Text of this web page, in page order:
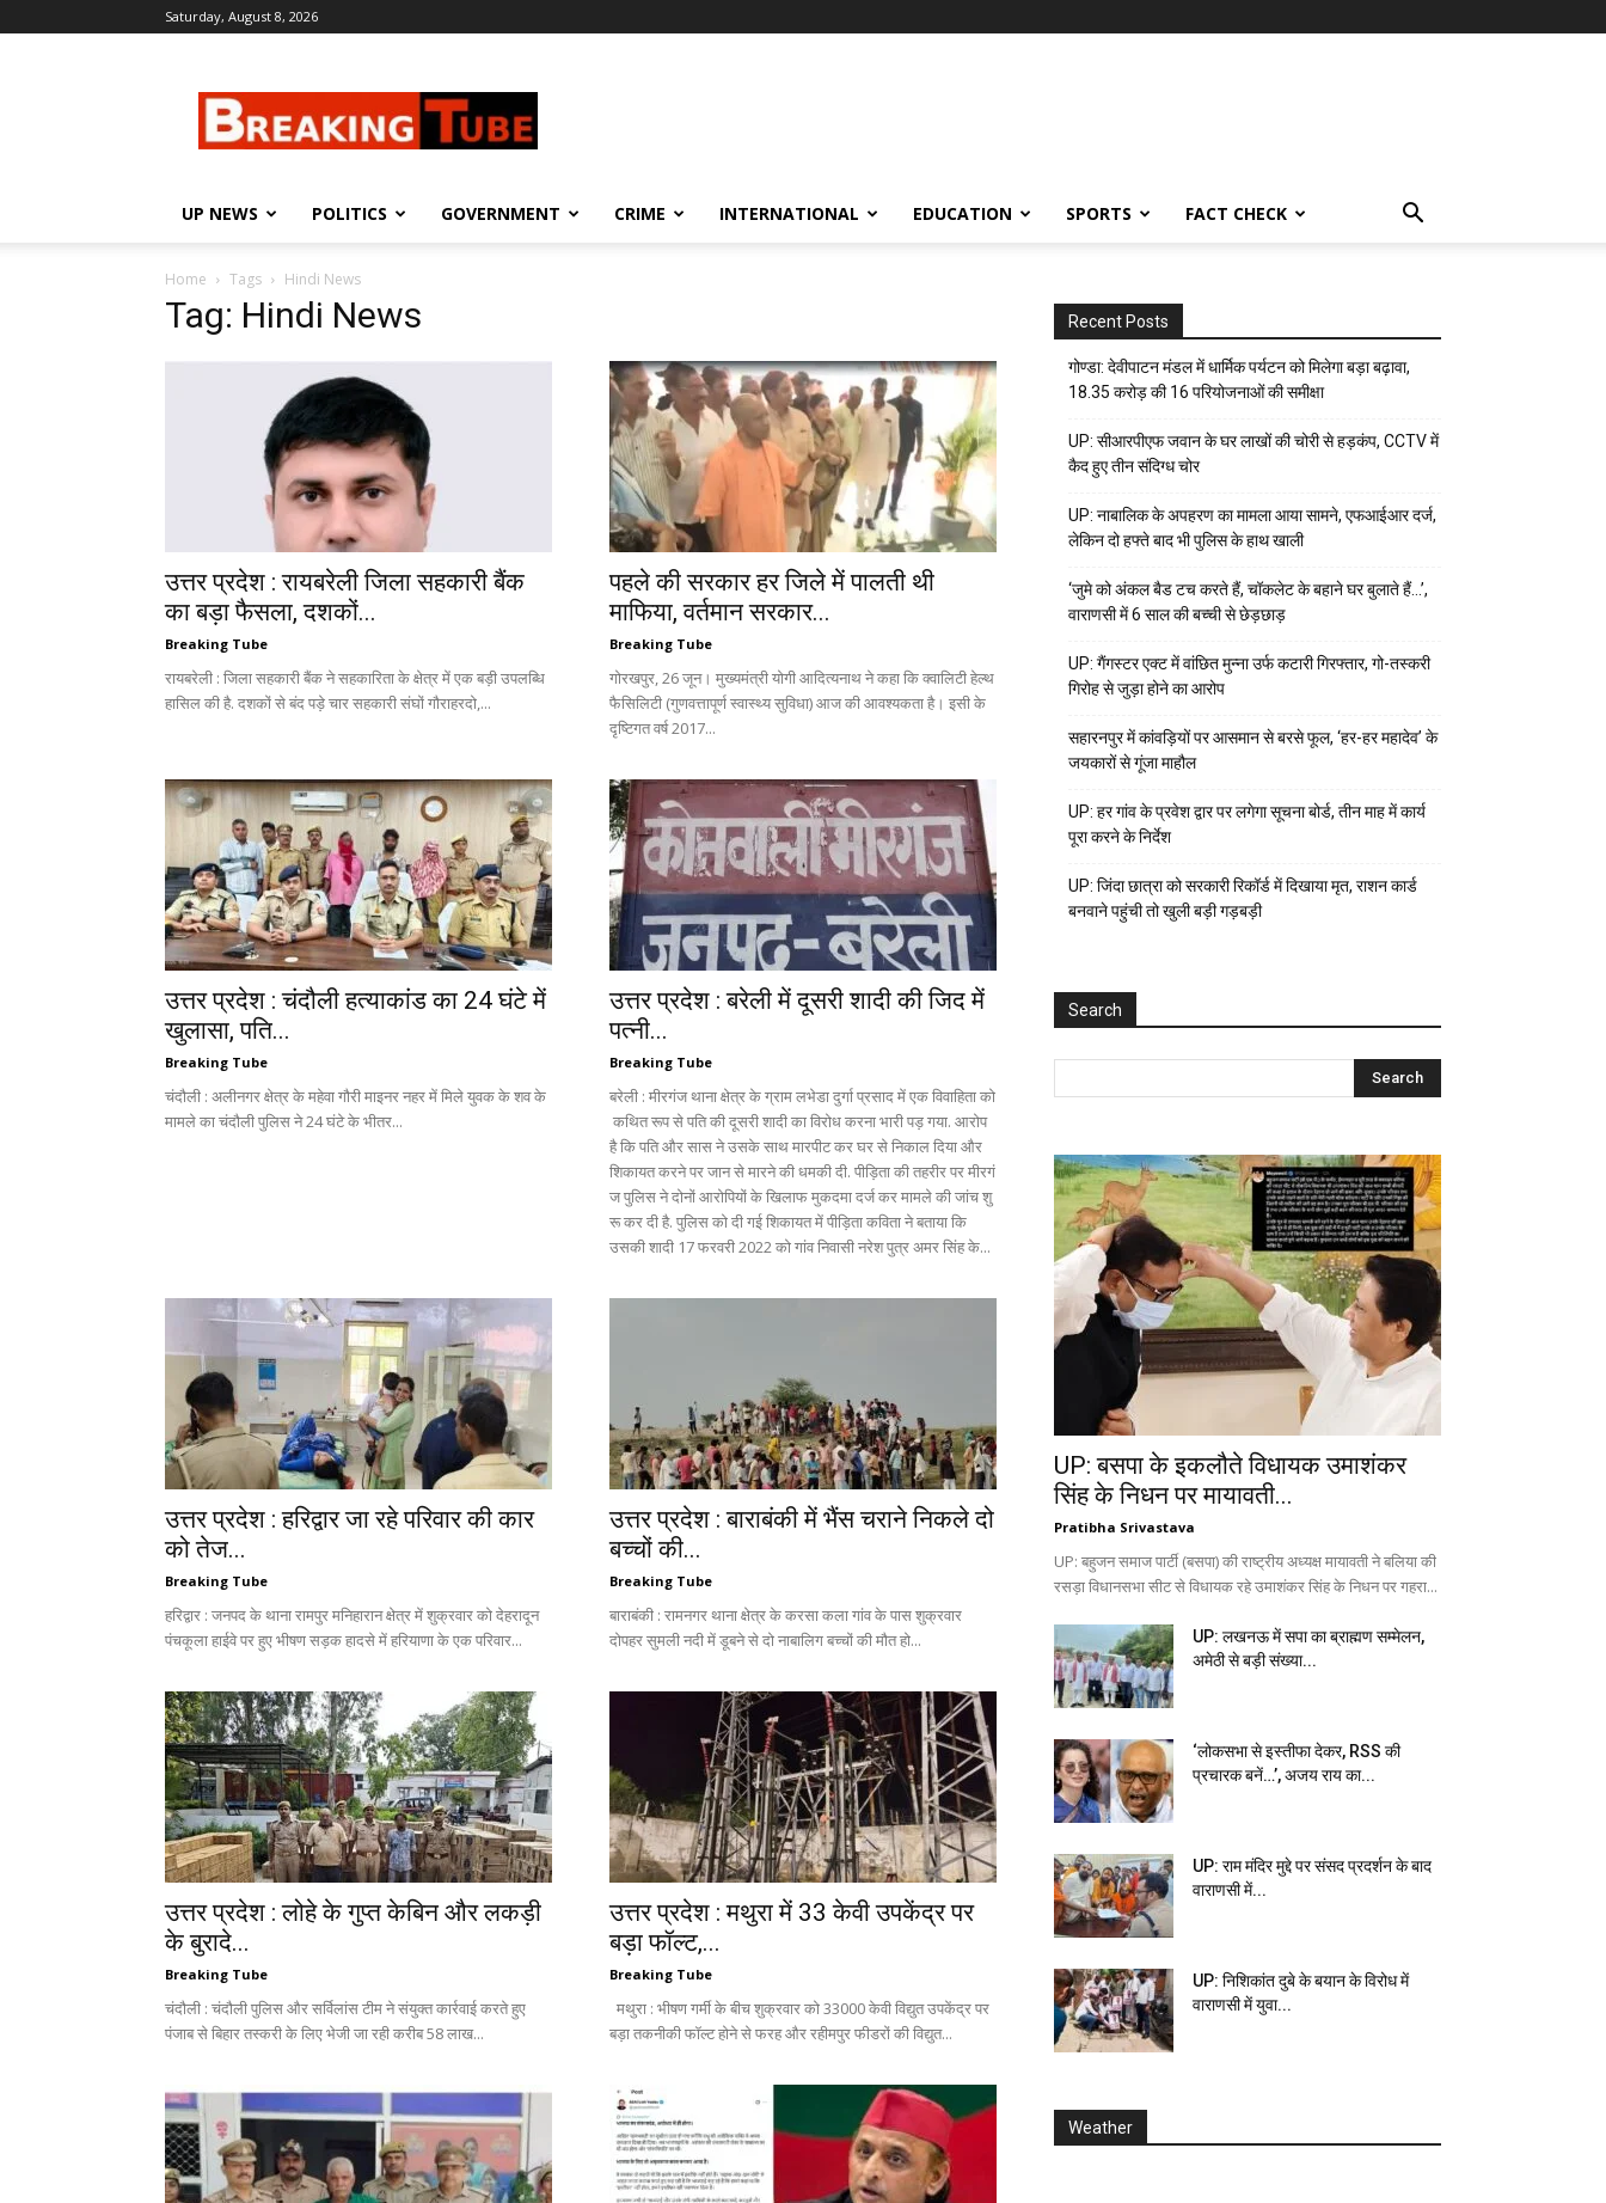
Saturday, August 8, 2026
UP NEWS POLITICS GOVERNMENT CRIME INTERNATIONAL EDUCATION SPORTS FACT CHECK
Home Tags Hindi News
Tag: Hindi News
उत्तर प्रदेश : रायबरेली जिला सहकारी बैंक
का बड़ा फैसला, दशकों...
Breaking Tube
रायबरेली : जिला सहकारी बैंक ने सहकारिता के क्षेत्र में एक बड़ी उपलब्धि
हासिल की है. दशकों से बंद पड़े चार सहकारी संघों गौराहरदो,...
पहले की सरकार हर जिले में पालती थी
माफिया, वर्तमान सरकार...
Breaking Tube
गोरखपुर, 26 जून। मुख्यमंत्री योगी आदित्यनाथ ने कहा कि क्वालिटी हेल्थ
फैसिलिटी (गुणवत्तापूर्ण स्वास्थ्य सुविधा) आज की आवश्यकता है। इसी के
दृष्टिगत वर्ष 2017...
उत्तर प्रदेश : चंदौली हत्याकांड का 24 घंटे में
खुलासा, पति...
Breaking Tube
चंदौली : अलीनगर क्षेत्र के महेवा गौरी माइनर नहर में मिले युवक के शव के
मामले का चंदौली पुलिस ने 24 घंटे के भीतर...
उत्तर प्रदेश : बरेली में दूसरी शादी की जिद में
पत्नी...
Breaking Tube
बरेली : मीरगंज थाना क्षेत्र के ग्राम लभेडा दुर्गा प्रसाद में एक विवाहिता को
कथित रूप से पति की दूसरी शादी का विरोध करना भारी पड़ गया. आरोप
है कि पति और सास ने उसके साथ मारपीट कर घर से निकाल दिया और
शिकायत करने पर जान से मारने की धमकी दी. पीड़िता की तहरीर पर मीरगं
ज पुलिस ने दोनों आरोपियों के खिलाफ मुकदमा दर्ज कर मामले की जांच शु
रू कर दी है. पुलिस को दी गई शिकायत में पीड़िता कविता ने बताया कि
उसकी शादी 17 फरवरी 2022 को गांव निवासी नरेश पुत्र अमर सिंह के...
उत्तर प्रदेश : हरिद्वार जा रहे परिवार की कार
को तेज...
Breaking Tube
हरिद्वार : जनपद के थाना रामपुर मनिहारान क्षेत्र में शुक्रवार को देहरादून
पंचकूला हाईवे पर हुए भीषण सड़क हादसे में हरियाणा के एक परिवार...
उत्तर प्रदेश : बाराबंकी में भैंस चराने निकले दो
बच्चों की...
Breaking Tube
बाराबंकी : रामनगर थाना क्षेत्र के करसा कला गांव के पास शुक्रवार
दोपहर सुमली नदी में डूबने से दो नाबालिग बच्चों की मौत हो...
उत्तर प्रदेश : लोहे के गुप्त केबिन और लकड़ी
के बुरादे...
Breaking Tube
चंदौली : चंदौली पुलिस और सर्विलांस टीम ने संयुक्त कार्रवाई करते हुए
पंजाब से बिहार तस्करी के लिए भेजी जा रही करीब 58 लाख...
उत्तर प्रदेश : मथुरा में 33 केवी उपकेंद्र पर
बड़ा फॉल्ट,...
Breaking Tube
मथुरा : भीषण गर्मी के बीच शुक्रवार को 33000 केवी विद्युत उपकेंद्र पर
बड़ा तकनीकी फॉल्ट होने से फरह और रहीमपुर फीडरों की विद्युत...
Recent Posts
गोण्डा: देवीपाटन मंडल में धार्मिक पर्यटन को मिलेगा बड़ा बढ़ावा,
18.35 करोड़ की 16 परियोजनाओं की समीक्षा
UP: सीआरपीएफ जवान के घर लाखों की चोरी से हड़कंप, CCTV में
कैद हुए तीन संदिग्ध चोर
UP: नाबालिक के अपहरण का मामला आया सामने, एफआईआर दर्ज,
लेकिन दो हफ्ते बाद भी पुलिस के हाथ खाली
‘जुमे को अंकल बैड टच करते हैं, चॉकलेट के बहाने घर बुलाते हैं…’,
वाराणसी में 6 साल की बच्ची से छेड़छाड़
UP: गैंगस्टर एक्ट में वांछित मुन्ना उर्फ कटारी गिरफ्तार, गो-तस्करी
गिरोह से जुड़ा होने का आरोप
सहारनपुर में कांवड़ियों पर आसमान से बरसे फूल, ‘हर-हर महादेव’ के
जयकारों से गूंजा माहौल
UP: हर गांव के प्रवेश द्वार पर लगेगा सूचना बोर्ड, तीन माह में कार्य
पूरा करने के निर्देश
UP: जिंदा छात्रा को सरकारी रिकॉर्ड में दिखाया मृत, राशन कार्ड
बनवाने पहुंची तो खुली बड़ी गड़बड़ी
Search
UP: बसपा के इकलौते विधायक उमाशंकर
सिंह के निधन पर मायावती...
Pratibha Srivastava
UP: बहुजन समाज पार्टी (बसपा) की राष्ट्रीय अध्यक्ष मायावती ने बलिया की
रसड़ा विधानसभा सीट से विधायक रहे उमाशंकर सिंह के निधन पर गहरा...
UP: लखनऊ में सपा का ब्राह्मण सम्मेलन,
अमेठी से बड़ी संख्या...
‘लोकसभा से इस्तीफा देकर, RSS की
प्रचारक बनें…’, अजय राय का...
UP: राम मंदिर मुद्दे पर संसद प्रदर्शन के बाद
वाराणसी में...
UP: निशिकांत दुबे के बयान के विरोध में
वाराणसी में युवा...
Weather